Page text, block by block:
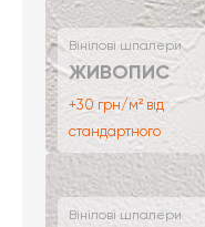
Вінілові шпалери
ЖИВОПИС
+30 грн/м² від
стандартного
Вінілові шпалери